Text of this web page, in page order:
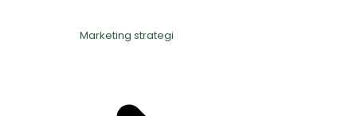
Marketing strategi